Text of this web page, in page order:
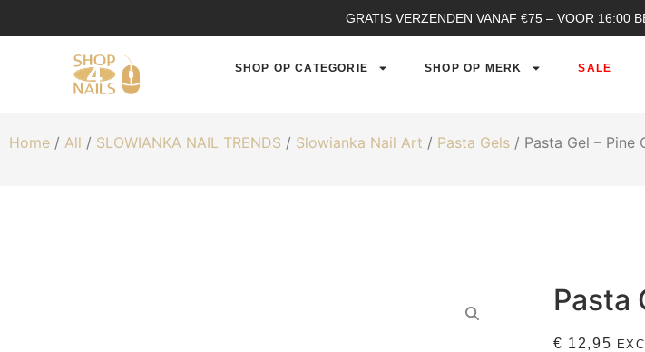
GRATIS VERZENDEN VANAF €75 – VOOR 16:00
SHOP OP CATEGORIE SHOP OP MERK SALE
Home / All / SLOWIANKA NAIL TRENDS / Slowianka Nail Art / Pasta Gels / Pasta Gel – Pine
Pasta
€ 12,95